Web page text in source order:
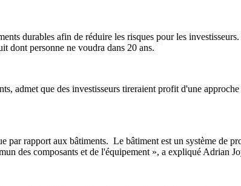
durables afin de réduire les risques pour les
dont personne ne voudra dans 20 ans.
admet que des investisseurs tireraient profit d'une
rapport aux bâtiments. Le bâtiment est un système de
des composants et de l'équipement », a expliqué Adrian